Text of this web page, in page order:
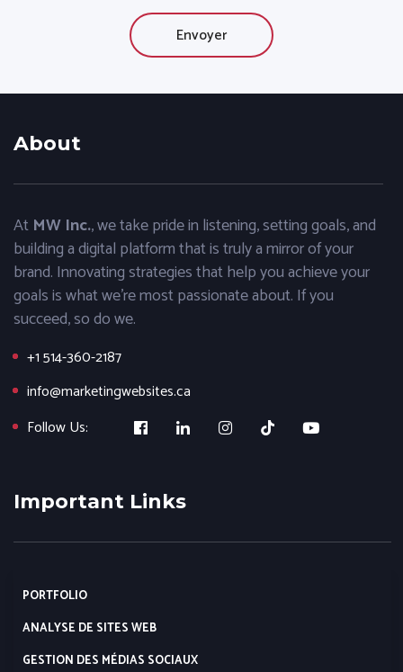
About
At MW Inc., we take pride in listening, setting goals, and
building a digital platform that is truly a mirror of your
brand. Innovating strategies that help you achieve your
goals is what we’re most passionate about. If you
succeed, so do we.
+1 514-360-2187
info@marketingwebsites.ca
Follow Us:
Important Links
PORTFOLIO
ANALYSE DE SITES WEB
GESTION DES MÉDIAS SOCIAUX